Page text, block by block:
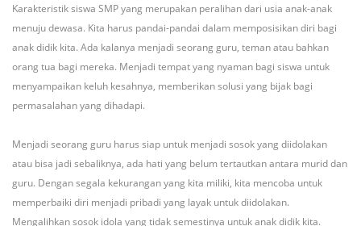
Karakteristik siswa SMP yang merupakan peralihan dari usia anak-anak
menuju dewasa. Kita harus pandai-pandai dalam memposisikan diri bagi
anak didik kita. Ada kalanya menjadi seorang guru, teman atau bahkan
orang tua bagi mereka. Menjadi tempat yang nyaman bagi siswa untuk
menyampaikan keluh kesahnya, memberikan solusi yang bijak bagi
permasalahan yang dihadapi.
Menjadi seorang guru harus siap untuk menjadi sosok yang diidolakan
atau bisa jadi sebaliknya, ada hati yang belum tertautkan antara murid dan
guru. Dengan segala kekurangan yang kita miliki, kita mencoba untuk
memperbaiki diri menjadi pribadi yang layak untuk diidolakan.
Mengalihkan sosok idola yang tidak semestinya untuk anak didik kita.